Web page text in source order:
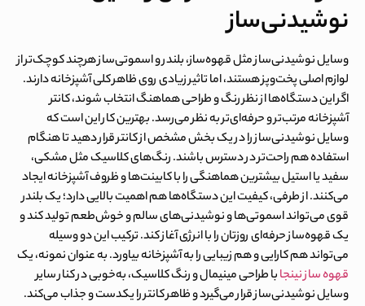
نوشیدنی‌ساز
وسایل نوشیدنی‌ساز مثل قهوه‌ساز، بلندر و اسموتی‌ساز هرچند کوچک‌تر از
لوازم اصلی پخت‌وپز هستند، اما تاثیر زیادی روی ظاهر کلی آشپزخانه دارند.
اگر این دستگاه‌ها از نظر رنگ و طراحی هماهنگ انتخاب شوند، کانتر
آشپزخانه مرتب‌تر و حرفه‌ای‌تر به نظر می‌رسد. بهترین کار این است که
وسایل نوشیدنی‌ساز را در یک بخش مشخص از کانتر قرار دهید تا هنگام
استفاده هم راحت‌تر در دسترس باشند. رنگ‌های کلاسیک مثل مشکی،
سفید یا استیل بیشترین هماهنگی را با کابینت‌ها و ظروف آشپزخانه ایجاد
می‌کنند. از طرفی، کیفیت این دستگاه‌ها هم اهمیت بالایی دارد؛ یک بلندر
قوی می‌تواند اسموتی‌ها و نوشیدنی‌های سالم و خوش‌طعم تولید کند و
یک قهوه‌ساز حرفه‌ای روزتان را با انرژی آغاز کند. ترکیب این دو وسیله
می‌تواند هم کارایی و هم زیبایی را به آشپزخانه بیاورد. به عنوان نمونه، یک
قهوه‌ ساز نینجابا طراحی مینیمال و رنگ کلاسیک، به‌خوبی در کنار سایر
وسایل نوشیدنی‌ساز قرار می‌گیرد و ظاهر کانتر را یکدست و جذاب می‌کند.